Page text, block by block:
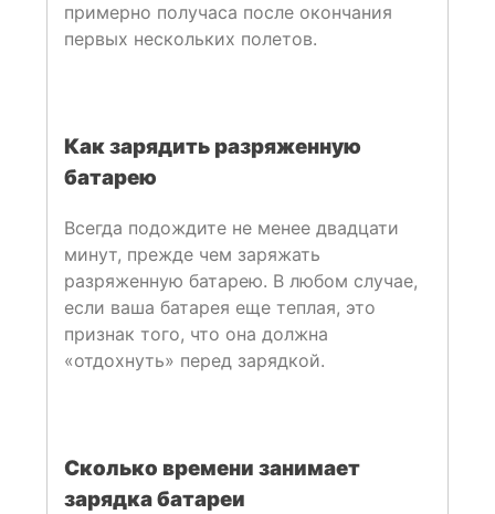
примерно получаса после окончания
первых нескольких полетов.
Как зарядить разряженную
батарею
Всегда подождите не менее двадцати
минут, прежде чем заряжать
разряженную батарею. В любом случае,
если ваша батарея еще теплая, это
признак того, что она должна
«отдохнуть» перед зарядкой.
Сколько времени занимает
зарядка батареи